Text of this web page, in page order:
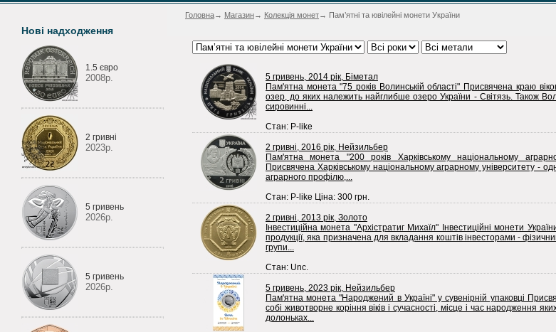
Нові надходження
1.5 євро
2008р.
2 гривні
2023р.
5 гривень
2026р.
5 гривень
2026р.
Головна→ Магазин→ Колекція монет→ Пам’ятні та ювілейні монети України
5 гривень, 2014 рік, Біметал
Пам'ятна монета "75 років Волинській області" Присвячена краю
озер, до яких належить найглибше озеро України - Світязь. Також
сировинні...
Стан: P-like
2 гривні, 2016 рік, Нейзильбер
Пам'ятна монета "200 років Харківському національному
Присвячена Харківському національному аграрному університету -
аграрного профілю,...
Стан: P-like Ціна: 300 грн.
2 гривні, 2013 рік, Золото
Інвестиційна монета "Архістратиг Михаїл" Інвестиційні монети
продукції, яка призначена для вкладання коштів інвесторами -
групи...
Стан: Unc.
5 гривень, 2023 рік, Нейзильбер
Пам'ятна монета "Народжений в Україні" у сувенірній упаковці
собі животворне коріння віків і сучасності, місце і час народження
долоньках...